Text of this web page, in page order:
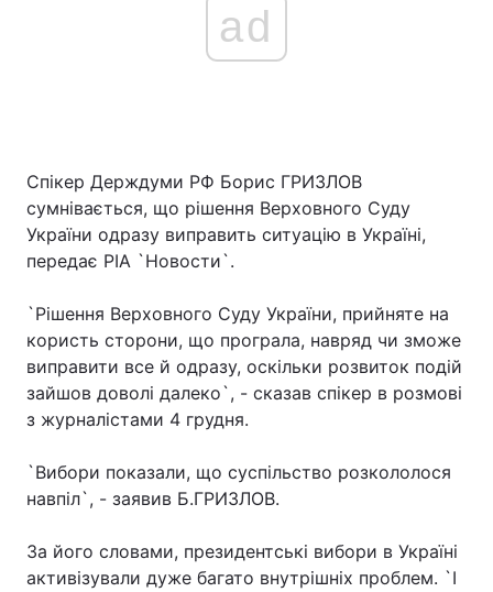
Україна Політика
ad
Спікер Держдуми РФ Борис ГРИЗЛОВ
сумнівається, що рішення Верховного Суду
України одразу виправить ситуацію в Україні,
передає РІА `Новости`.
`Рішення Верховного Суду України, прийняте на
користь сторони, що програла, навряд чи зможе
виправити все й одразу, оскільки розвиток подій
зайшов доволі далеко`, - сказав спікер в розмові
з журналістами 4 грудня.
`Вибори показали, що суспільство розкололося
навпіл`, - заявив Б.ГРИЗЛОВ.
За його словами, президентські вибори в Україні
активізували дуже багато внутрішніх проблем. `І